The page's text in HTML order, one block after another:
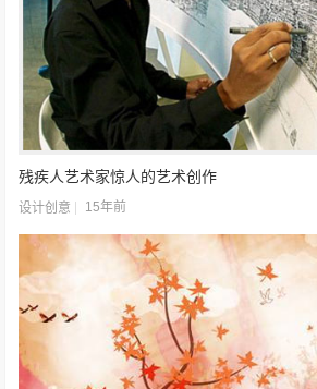
残疾人艺术家惊人的艺术创作
设计创意 15年前